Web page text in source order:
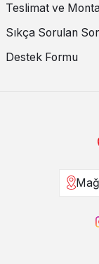
Teslimat ve
Sıkça Sorulan
Destek Formu